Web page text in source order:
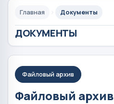
Главная Документы
ДОКУМЕНТЫ
Файловый архив
Файловый архив